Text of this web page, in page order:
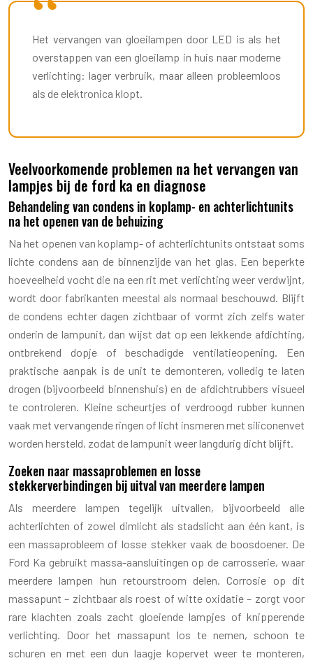
Het vervangen van gloeilampen door LED is als het
overstappen van een gloeilamp in huis naar moderne
verlichting: lager verbruik, maar alleen probleemloos
als de elektronica klopt.
Veelvoorkomende problemen na het vervangen van
lampjes bij de ford ka en diagnose
Behandeling van condens in koplamp- en achterlichtunits
na het openen van de behuizing
Na het openen van koplamp- of achterlichtunits ontstaat soms
lichte condens aan de binnenzijde van het glas. Een beperkte
hoeveelheid vocht die na een rit met verlichting weer verdwijnt,
wordt door fabrikanten meestal als normaal beschouwd. Blijft
de condens echter dagen zichtbaar of vormt zich zelfs water
onderin de lampunit, dan wijst dat op een lekkende afdichting,
ontbrekend dopje of beschadigde ventilatieopening. Een
praktische aanpak is de unit te demonteren, volledig te laten
drogen (bijvoorbeeld binnenshuis) en de afdichtrubbers visueel
te controleren. Kleine scheurtjes of verdroogd rubber kunnen
vaak met vervangende ringen of licht insmeren met siliconenvet
worden hersteld, zodat de lampunit weer langdurig dicht blijft.
Zoeken naar massaproblemen en losse
stekkerverbindingen bij uitval van meerdere lampen
Als meerdere lampen tegelijk uitvallen, bijvoorbeeld alle
achterlichten of zowel dimlicht als stadslicht aan één kant, is
een massaprobleem of losse stekker vaak de boosdoener. De
Ford Ka gebruikt massa-aansluitingen op de carrosserie, waar
meerdere lampen hun retourstroom delen. Corrosie op dit
massapunt – zichtbaar als roest of witte oxidatie – zorgt voor
rare klachten zoals zacht gloeiende lampjes of knipperende
verlichting. Door het massapunt los te nemen, schoon te
schuren en met een dun laagje kopervet weer te monteren,